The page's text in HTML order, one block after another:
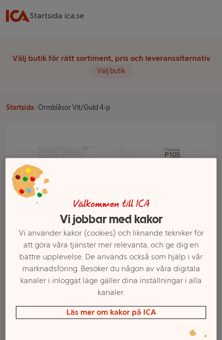
Startsida ica.se
Välj butik för rätt sortiment, pris och leveransalternativ
Välj butik
Startsida Ormblåsor Vit/Guld 4-p
Välkommen till ICA
Vi jobbar med kakor
Vi använder kakor (cookies) och liknande tekniker för
att göra våra tjänster mer relevanta, och ge dig en
bättre upplevelse. De används också som hjälp i vår
marknadsföring. Besöker du någon av våra digitala
kanaler i inloggat läge gäller dina inställningar i alla
kanaler.
Läs mer om kakor på ICA